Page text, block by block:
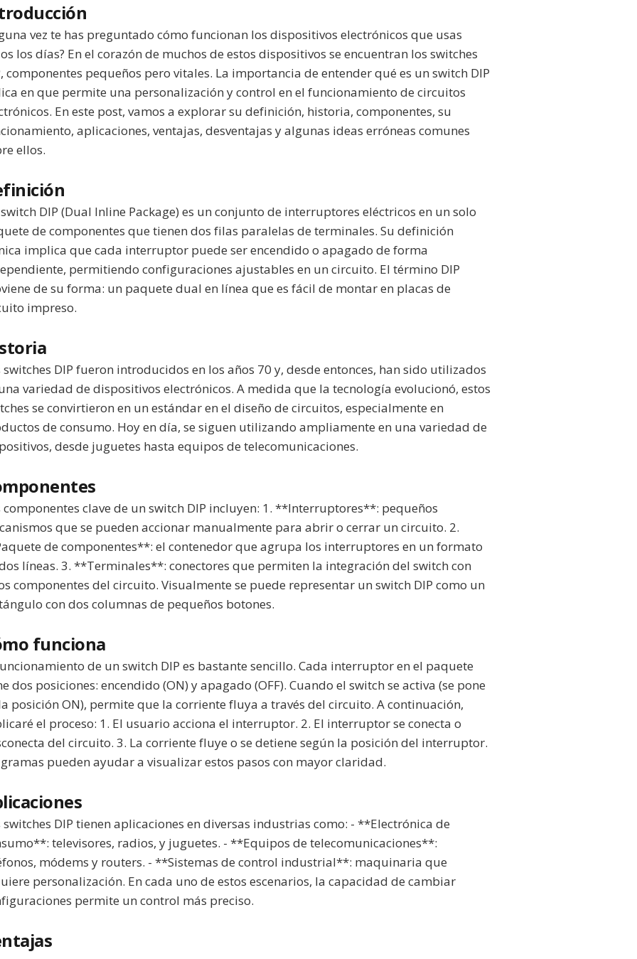
vez te has preguntado cómo funcionan los dispositivos electrónicos que usas
los días? En el corazón de muchos de estos dispositivos se encuentran los switches
componentes pequeños pero vitales. La importancia de entender qué es un switch DIP
en que permite una personalización y control en el funcionamiento de circuitos
En este post, vamos a explorar su definición, historia, componentes, su
aplicaciones, ventajas, desventajas y algunas ideas erróneas comunes
ellos.
DIP (Dual Inline Package) es un conjunto de interruptores eléctricos en un solo
de componentes que tienen dos filas paralelas de terminales. Su definición
implica que cada interruptor puede ser encendido o apagado de forma
permitiendo configuraciones ajustables en un circuito. El término DIP
de su forma: un paquete dual en línea que es fácil de montar en placas de
impreso.
switches DIP fueron introducidos en los años 70 y, desde entonces, han sido utilizados
variedad de dispositivos electrónicos. A medida que la tecnología evolucionó, estos
se convirtieron en un estándar en el diseño de circuitos, especialmente en
de consumo. Hoy en día, se siguen utilizando ampliamente en una variedad de
desde juguetes hasta equipos de telecomunicaciones.
componentes clave de un switch DIP incluyen: 1. **Interruptores**: pequeños
que se pueden accionar manualmente para abrir o cerrar un circuito. 2.
de componentes**: el contenedor que agrupa los interruptores en un formato
líneas. 3. **Terminales**: conectores que permiten la integración del switch con
componentes del circuito. Visualmente se puede representar un switch DIP como un
con dos columnas de pequeños botones.
funciona
de un switch DIP es bastante sencillo. Cada interruptor en el paquete
dos posiciones: encendido (ON) y apagado (OFF). Cuando el switch se activa (se pone
posición ON), permite que la corriente fluya a través del circuito. A continuación,
el proceso: 1. El usuario acciona el interruptor. 2. El interruptor se conecta o
del circuito. 3. La corriente fluye o se detiene según la posición del interruptor.
pueden ayudar a visualizar estos pasos con mayor claridad.
switches DIP tienen aplicaciones en diversas industrias como: - **Electrónica de
televisores, radios, y juguetes. - **Equipos de telecomunicaciones**:
módems y routers. - **Sistemas de control industrial**: maquinaria que
personalización. En cada uno de estos escenarios, la capacidad de cambiar
permite un control más preciso.